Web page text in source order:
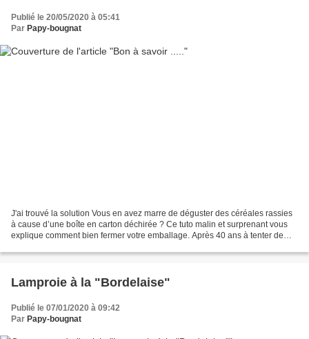
Publié le 20/05/2020 à 05:41
Par Papy-bougnat
J'ai trouvé la solution Vous en avez marre de déguster des céréales rassies
à cause d’une boîte en carton déchirée ? Ce tuto malin et surprenant vous
explique comment bien fermer votre emballage. Après 40 ans à tenter de
Lamproie à la "Bordelaise"
Publié le 07/01/2020 à 09:42
Par Papy-bougnat